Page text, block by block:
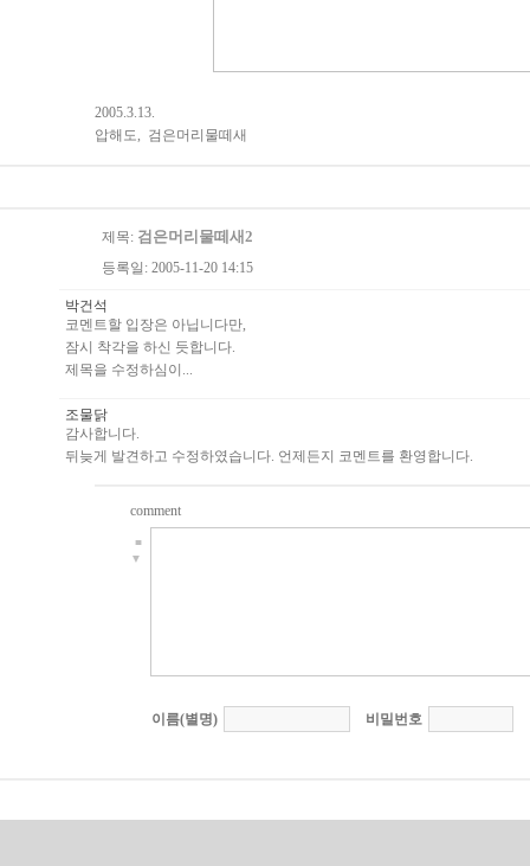
2005.3.13.
압해도, 검은머리물떼새
제목: 검은머리물떼새2
등록일: 2005-11-20 14:15
박건석
코멘트할 입장은 아닙니다만,
잠시 착각을 하신 듯합니다.
제목을 수정하심이...
조물닭
감사합니다.
뒤늦게 발견하고 수정하였습니다. 언제든지 코멘트를 환영합니다.
comment
■
▼
이름(별명) 비밀번호